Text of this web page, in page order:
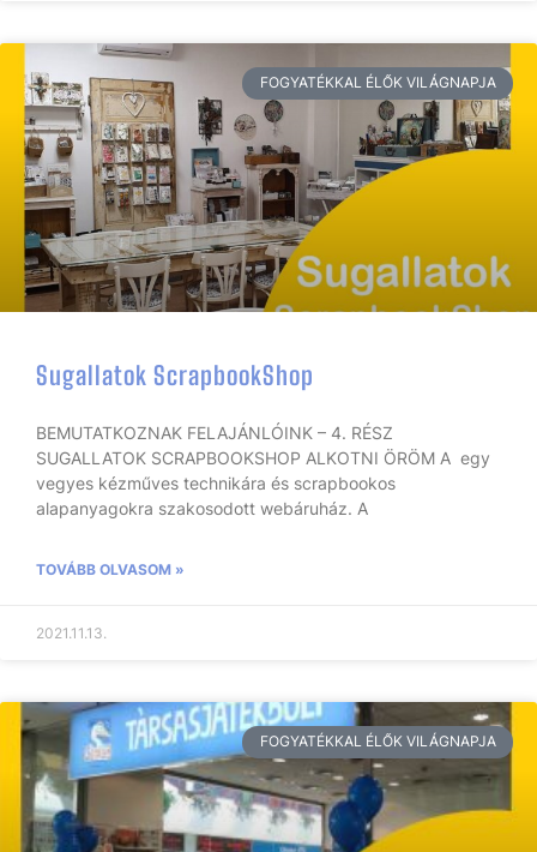
FOGYATÉKKAL ÉLŐK VILÁGNAPJA
Sugallatok ScrapbookShop
BEMUTATKOZNAK FELAJÁNLÓINK – 4. RÉSZ
SUGALLATOK SCRAPBOOKSHOP ALKOTNI ÖRÖM A egy
vegyes kézműves technikára és scrapbookos
alapanyagokra szakosodott webáruház. A
TOVÁBB OLVASOM »
2021.11.13.
FOGYATÉKKAL ÉLŐK VILÁGNAPJA